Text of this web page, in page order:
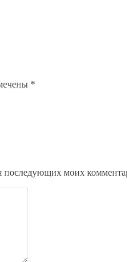
*
последующих моих